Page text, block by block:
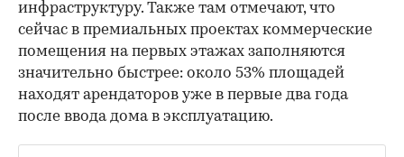
инфраструктуру. Также там отмечают, что
сейчас в премиальных проектах коммерческие
помещения на первых этажах заполняются
значительно быстрее: около 53% площадей
находят арендаторов уже в первые два года
после ввода дома в эксплуатацию.